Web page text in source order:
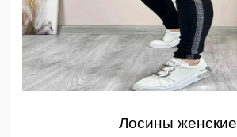
Лосины женские